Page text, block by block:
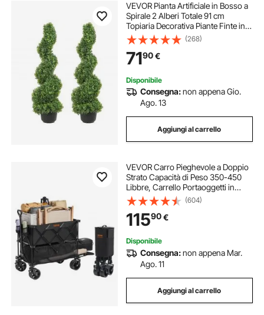
VEVOR Pianta Artificiale in Bosso a
Spirale 2 Alberi Totale 91 cm
Topiaria Decorativa Piante Finte in
PE con 10 Foglie di Ricambio, per
Decorazione Interno Esterno
Giardino Terrazzo Balcone Ingresso
(268)
7190€
Disponibile
Consegna:non appena Gio.
Ago. 13
Aggiungi al carrello
VEVOR Carro Pieghevole a Doppio
Strato Capacità di Peso 350-450
Libbre, Carrello Portaoggetti in
Tessuto Leggero Pieghevole con
Rotelle, Trasportabile per Pesca
Campeggio Shopping Giardino
Picnic
(604)
11590€
Disponibile
Consegna:non appena Mar.
Ago. 11
Aggiungi al carrello